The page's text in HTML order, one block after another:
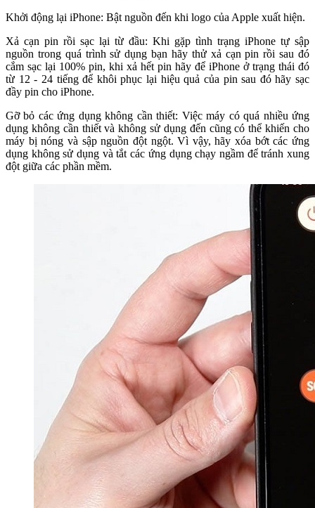
Khởi động lại iPhone: Bật nguồn đến khi logo của Apple xuất hiện.
Xả cạn pin rồi sạc lại từ đầu: Khi gặp tình trạng iPhone tự sập
nguồn trong quá trình sử dụng bạn hãy thử xả cạn pin rồi sau đó
cắm sạc lại 100% pin, khi xả hết pin hãy để iPhone ở trạng thái đó
từ 12 - 24 tiếng để khôi phục lại hiệu quả của pin sau đó hãy sạc
đầy pin cho iPhone.
Gỡ bỏ các ứng dụng không cần thiết: Việc máy có quá nhiều ứng
dụng không cần thiết và không sử dụng đến cũng có thể khiến cho
máy bị nóng và sập nguồn đột ngột. Vì vậy, hãy xóa bớt các ứng
dụng không sử dụng và tắt các ứng dụng chạy ngầm để tránh xung
đột giữa các phần mềm.